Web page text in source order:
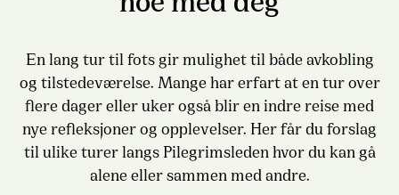
En lang tur til fots gir mulighet til både avkobling
og tilstedeværelse. Mange har erfart at en tur over
flere dager eller uker også blir en indre reise med
nye refleksjoner og opplevelser. Her får du forslag
til ulike turer langs Pilegrimsleden hvor du kan gå
alene eller sammen med andre.